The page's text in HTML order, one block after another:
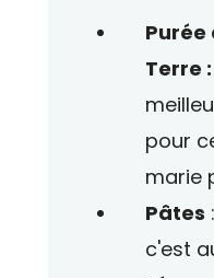
Purée
Terre :
pour
marie
Pâtes
c'est